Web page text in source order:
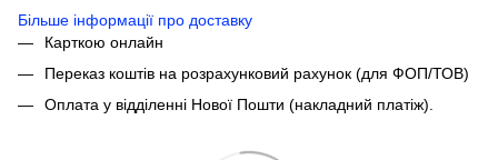
Більше інформації про доставку
Карткою онлайн
Переказ коштів на розрахунковий рахунок (для ФОП/ТОВ)
Оплата у відділенні Нової Пошти (накладний платіж).